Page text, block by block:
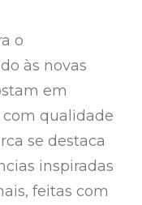
o
às novas
em
com qualidade
se destaca
inspiradas
feitas com